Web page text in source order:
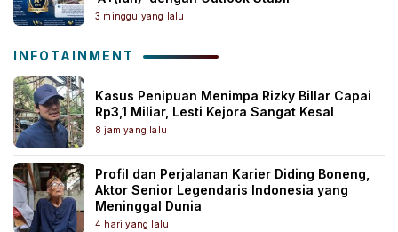
3 minggu yang lalu
INFOTAINMENT
Kasus Penipuan Menimpa Rizky Billar Capai
Rp3,1 Miliar, Lesti Kejora Sangat Kesal
8 jam yang lalu
Profil dan Perjalanan Karier Diding Boneng,
Aktor Senior Legendaris Indonesia yang
Meninggal Dunia
4 hari yang lalu